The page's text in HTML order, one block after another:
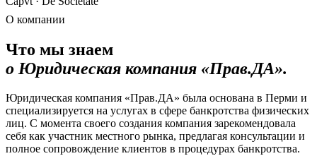
О компании
Что мы знаем
о Юридическая компания «Прав.ДА».
Юридическая компания «Прав.ДА» была основана в Перми и
специализируется на услугах в сфере банкротства физических
лиц. С момента своего создания компания зарекомендовала
себя как участник местного рынка, предлагая консультации и
полное сопровождение клиентов в процедурах банкротства.